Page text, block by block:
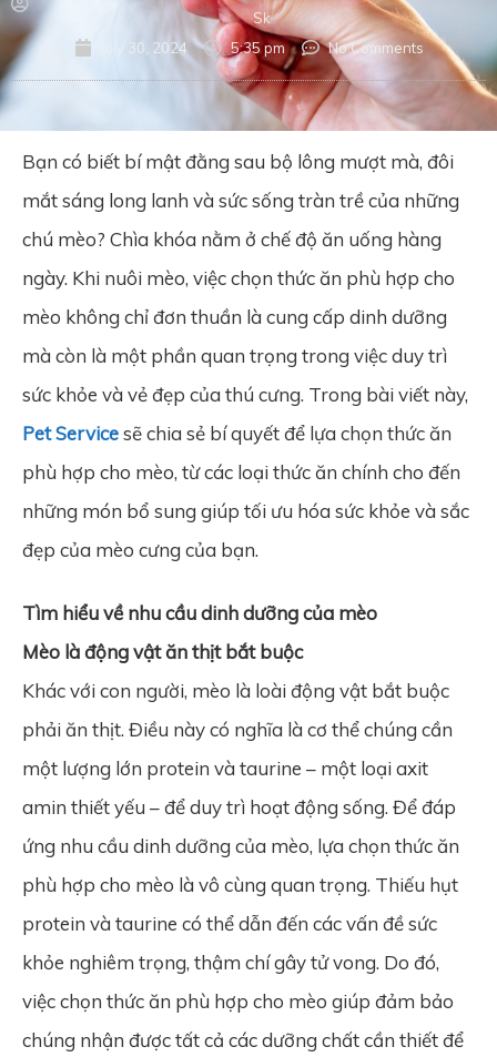
Sk
July 30, 2024
5:35 pm No Comments
Bạn có biết bí mật đằng sau bộ lông mượt mà, đôi
mắt sáng long lanh và sức sống tràn trề của những
chú mèo? Chìa khóa nằm ở chế độ ăn uống hàng
ngày. Khi nuôi mèo, việc chọn thức ăn phù hợp cho
mèo không chỉ đơn thuần là cung cấp dinh dưỡng
mà còn là một phần quan trọng trong việc duy trì
sức khỏe và vẻ đẹp của thú cưng. Trong bài viết này,
Pet Servicesẽ chia sẻ bí quyết để lựa chọn thức ăn
phù hợp cho mèo, từ các loại thức ăn chính cho đến
những món bổ sung giúp tối ưu hóa sức khỏe và sắc
đẹp của mèo cưng của bạn.
Tìm hiểu về nhu cầu dinh dưỡng của mèo
Mèo là động vật ăn thịt bắt buộc
Khác với con người, mèo là loài động vật bắt buộc
phải ăn thịt. Điều này có nghĩa là cơ thể chúng cần
một lượng lớn protein và taurine – một loại axit
amin thiết yếu – để duy trì hoạt động sống. Để đáp
ứng nhu cầu dinh dưỡng của mèo, lựa chọn thức ăn
phù hợp cho mèo là vô cùng quan trọng. Thiếu hụt
protein và taurine có thể dẫn đến các vấn đề sức
khỏe nghiêm trọng, thậm chí gây tử vong. Do đó,
việc chọn thức ăn phù hợp cho mèo giúp đảm bảo
chúng nhận được tất cả các dưỡng chất cần thiết để